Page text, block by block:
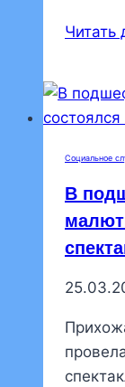
Читать
Социальное
В